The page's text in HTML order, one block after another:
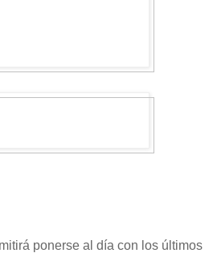
ponerse al día con los últimos